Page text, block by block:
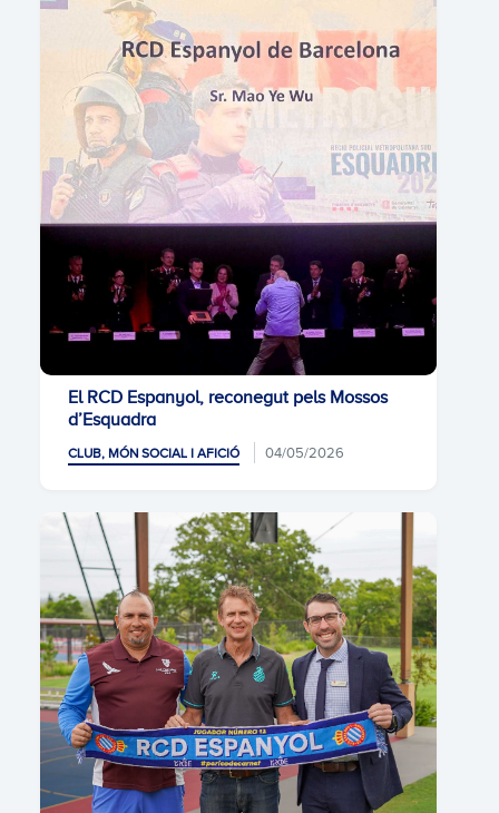
El RCD Espanyol, reconegut pels Mossos
d’Esquadra
CLUB, MÓN SOCIAL I AFICIÓ 04/05/2026